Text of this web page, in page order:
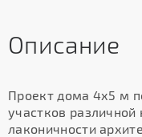
Описание
Проект дома 4х5 м
участков
лаконичности